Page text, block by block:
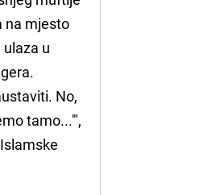
na mjesto
u
No,
tamo...'",